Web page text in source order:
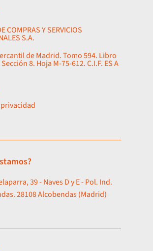
COMPRAS Y SERVICIOS
S.A.
de Madrid. Tomo 594. Libro
8. Hoja M-75-612. C.I.F. ES A
39 - Naves D y E - Pol. Ind.
28108 Alcobendas (Madrid)